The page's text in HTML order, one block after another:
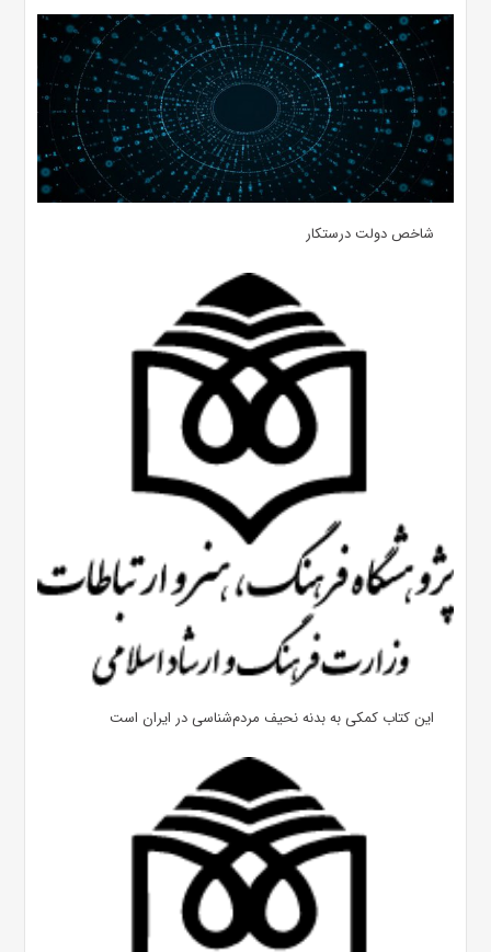
شاخص دولت درستکار
این کتاب کمکی به بدنه نحیف مردم‌شناسی در ایران است